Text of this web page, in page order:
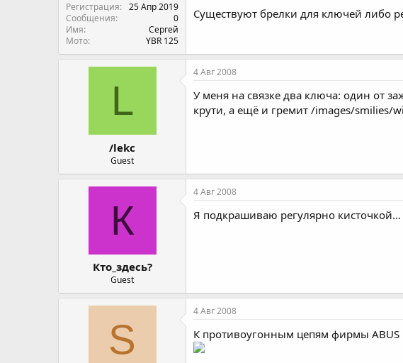
Регистрация
25 Апр 2019
Сообщения
0
Имя
Сергей
Мото
YBR 125
Существуют брелки для ключей либо
L
/lekc
Guest
4 Авг 2008
У меня на связке два ключа: один от
крути, а ещё и гремит /images/smilies/
К
Кто_здесь?
Guest
4 Авг 2008
Я подкрашиваю регулярно кисточкой...
S
4 Авг 2008
К противоугонным цепям фирмы ABUS